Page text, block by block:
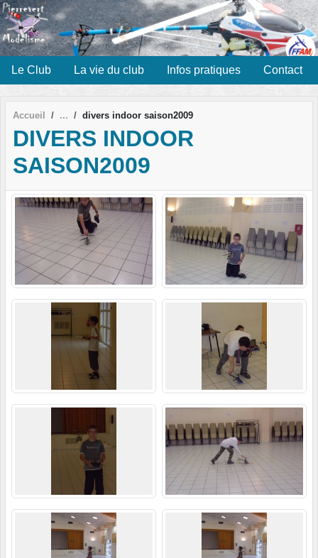
Le Club La vie du club Infos pratiques Contact
Accueil divers indoor saison2009
DIVERS INDOOR
SAISON2009
Panneau de gestion des cookies